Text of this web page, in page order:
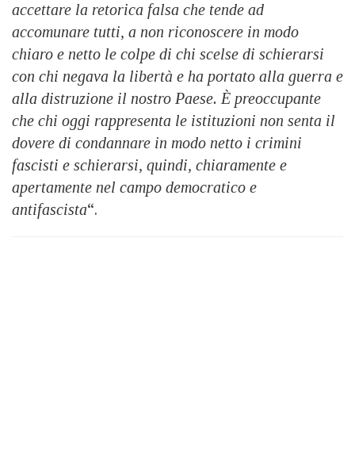
accettare la retorica falsa che tende ad
accomunare tutti, a non riconoscere in modo
chiaro e netto le colpe di chi scelse di schierarsi
con chi negava la libertà e ha portato alla guerra e
alla distruzione il nostro Paese. È preoccupante
che chi oggi rappresenta le istituzioni non senta il
dovere di condannare in modo netto i crimini
fascisti e schierarsi, quindi, chiaramente e
apertamente nel campo democratico e
antifascista“.